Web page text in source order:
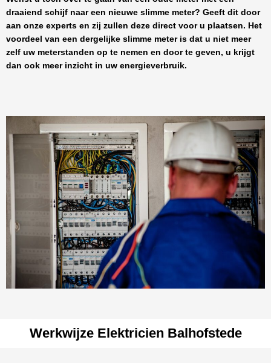
draaiend schijf naar een nieuwe slimme meter? Geeft dit door
aan onze experts en zij zullen deze direct voor u plaatsen. Het
voordeel van een dergelijke slimme meter is dat u niet meer
zelf uw meterstanden op te nemen en door te geven, u krijgt
dan ook meer inzicht in uw energieverbruik.
Werkwijze Elektricien Balhofstede